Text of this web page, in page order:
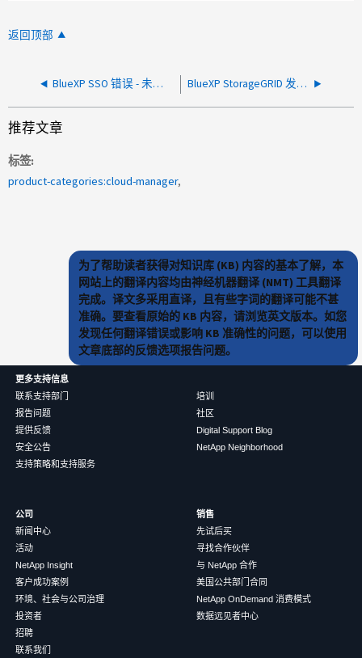
返回顶部
BlueXP SSO 错误 - 未为连接启用 IdP 启动的登录 BlueXP StorageGRID 发现失败，verifyHostCertificate 错误 500
推荐文章
标签
product-categories:cloud-manager
为了帮助读者获得对知识库 (KB) 内容的基本了解，本
网站上的翻译内容均由神经机器翻译 (NMT) 工具翻译
完成。译文多采用直译，且有些字词的翻译可能不甚
准确。要查看原始的 KB 内容，请浏览英文版本。如您
发现任何翻译错误或影响 KB 准确性的问题，可以使用
文章底部的反馈选项报告问题。
更多支持信息
联系支持部门
报告问题
提供反馈
安全公告
支持策略和支持服务
培训
社区
Digital Support Blog
NetApp Neighborhood
公司
新闻中心
活动
NetApp Insight
客户成功案例
环境、社会与公司治理
投资者
招聘
联系我们
销售
先试后买
寻找合作伙伴
与 NetApp 合作
美国公共部门合同
NetApp OnDemand 消费模式
数据远见者中心